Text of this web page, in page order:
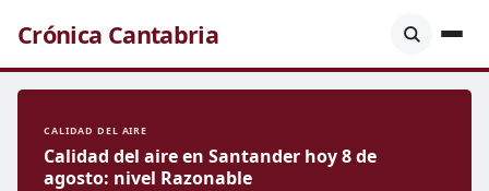
Crónica Cantabria
CALIDAD DEL AIRE
Calidad del aire en Santander hoy 8 de
agosto: nivel Razonable